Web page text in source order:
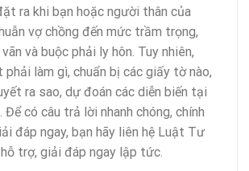
ra khi bạn hoặc người thân của
vợ chồng đến mức trầm trọng,
và buộc phải ly hôn. Tuy nhiên,
phải làm gì, chuẩn bị các giấy tờ nào,
ra sao, dự đoán các diễn biến tại
có câu trả lời nhanh chóng, chính
đáp ngay, bạn hãy liên hệ Luật Tư
trợ, giải đáp ngay lập tức.